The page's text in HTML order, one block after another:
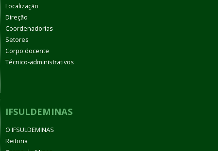
Localização
Direção
Coordenadorias
Setores
Corpo docente
Técnico-administrativos
IFSULDEMINAS
O IFSULDEMINAS
Reitoria